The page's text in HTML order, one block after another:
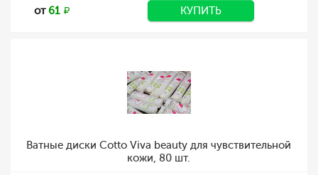
от61 КУПИТЬ
Ватные диски Cotto Viva beauty для чувствительной
кожи, 80 шт.